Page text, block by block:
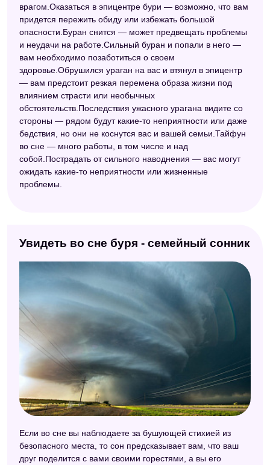
врагом.Оказаться в эпицентре бури — возможно, что вам
придется пережить обиду или избежать большой
опасности.Буран снится — может предвещать проблемы
и неудачи на работе.Сильный буран и попали в него —
вам необходимо позаботиться о своем
здоровье.Обрушился ураган на вас и втянул в эпицентр
— вам предстоит резкая перемена образа жизни под
влиянием страсти или необычных
обстоятельств.Последствия ужасного урагана видите со
стороны — рядом будут какие-то неприятности или даже
бедствия, но они не коснутся вас и вашей семьи.Тайфун
во сне — много работы, в том числе и над
собой.Пострадать от сильного наводнения — вас могут
ожидать какие-то неприятности или жизненные
проблемы.
Увидеть во сне буря - семейный сонник
Если во сне вы наблюдаете за бушующей стихией из
безопасного места, то сон предсказывает вам, что ваш
друг поделится с вами своими горестями, а вы его